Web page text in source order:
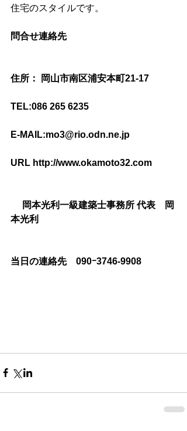
住宅のスタイルです。
問合せ連絡先
住所： 岡山市南区浦安本町21-17
TEL:086 265 6235
E-MAIL:mo3@rio.odn.ne.jp
URL http://www.okamoto32.com
岡本光利一級建築士事務所 代表　岡
本光利
当日の連絡先　090ｰ3746-9908